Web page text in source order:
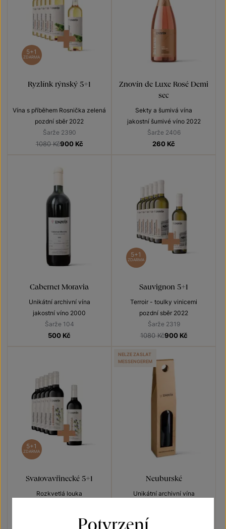
5+1
ZDARMA
Ryzlínk rýnský 5+1
Vína s příběhem Rosnička zelená
pozdní sběr 2022
Šarže 2390
1080 Kč900 Kč
Znovín de Luxe Rosé Demi
sec
Sekty a šumivá vína
jakostní šumivé víno 2022
Šarže 2406
260 Kč
Cabernet Moravia
Unikátní archivní vína
jakostní víno 2000
Šarže 104
500 Kč
5+1
ZDARMA
Sauvignon 5+1
Terroir - toulky vinicemi
pozdní sběr 2022
Šarže 2319
1080 Kč900 Kč
5+1
ZDARMA
Svatovavřinecké 5+1
Rozkvetlá louka
Kč
Neuburské
Unikátní archivní vína
NELZE ZASLAT
MESSENGEREM
Potvrzení